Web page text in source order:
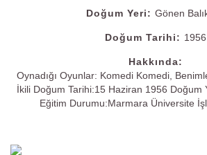
Doğum Yeri: Gönen
Doğum Tarihi: 1956
Hakkında:
Oynadığı Oyunlar: Komedi Komedi,
İkili Doğum Tarihi:15 Haziran 1956 Doğum
Eğitim Durumu:Marmara Üniversite